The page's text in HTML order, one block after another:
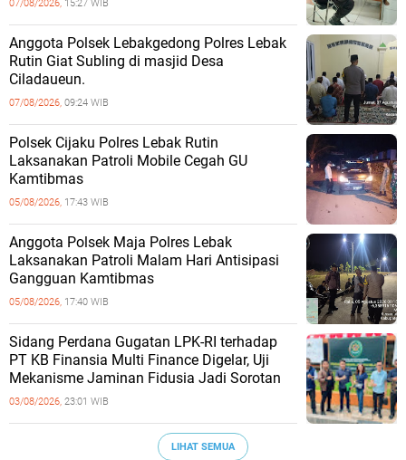
07/08/2026, 15:27 WIB
Anggota Polsek Lebakgedong Polres Lebak
Rutin Giat Subling di masjid Desa
Ciladaueun.
07/08/2026, 09:24 WIB
Polsek Cijaku Polres Lebak Rutin
Laksanakan Patroli Mobile Cegah GU
Kamtibmas
05/08/2026, 17:43 WIB
Anggota Polsek Maja Polres Lebak
Laksanakan Patroli Malam Hari Antisipasi
Gangguan Kamtibmas
05/08/2026, 17:40 WIB
Sidang Perdana Gugatan LPK-RI terhadap
PT KB Finansia Multi Finance Digelar, Uji
Mekanisme Jaminan Fidusia Jadi Sorotan
03/08/2026, 23:01 WIB
LIHAT SEMUA